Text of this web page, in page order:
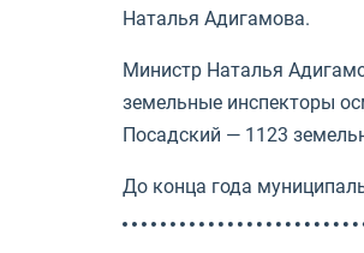
Наталья Адигамова.
Министр Наталья
земельные инспекторы
Посадский — 1123
До конца года